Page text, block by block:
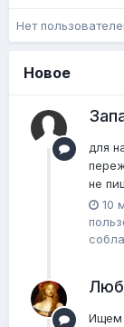
Нет
Новое
для
не
10
Ищем